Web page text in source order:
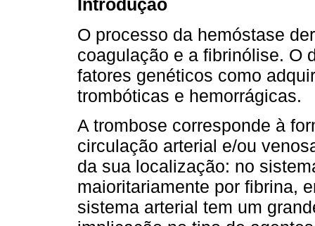
Introdução
O processo da hemóstase
coagulação e a ﬁbrinólise. O
fatores genéticos como
trombóticas e hemorrágicas.
A trombose corresponde à
circulação arterial e/ou
da sua localização: no
maioritariamente por ﬁbrina,
sistema arterial tem um